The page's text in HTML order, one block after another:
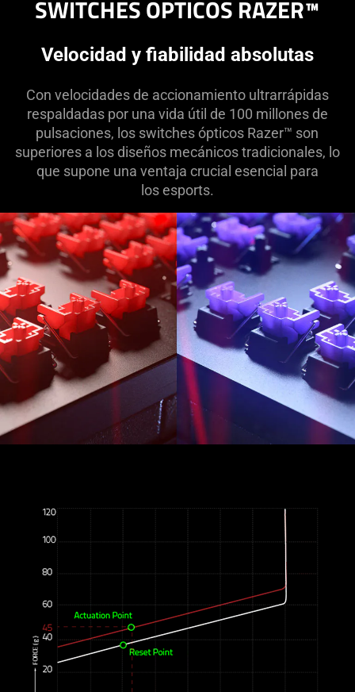
SWITCHES ÓPTICOS RAZER™
Velocidad y fiabilidad absolutas
Con velocidades de accionamiento ultrarrápidas
respaldadas por una vida útil de 100 millones de
pulsaciones, los switches ópticos Razer™ son
superiores a los diseños mecánicos tradicionales, lo
que supone una ventaja crucial esencial para
los esports.